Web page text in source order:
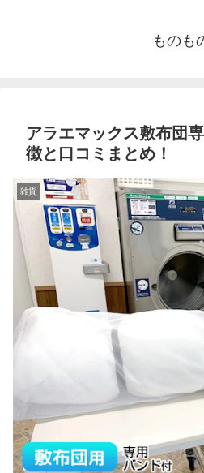
ものも
アラエマックス敷布団
徴と口コミまとめ！
雑貨